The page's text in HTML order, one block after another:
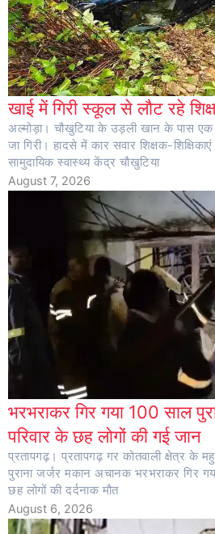
खाई में गिरी स्कूल से लौट रहे
अल्मोड़ा। चौखुटिया के उड़ली खान के पास एक
जा गिरी। हादसे में कार सवार शिक्षक-
सामुदायिक स्वास्थ्य केंद्र चौखुटिया
August 7, 2026
भरभराकर गिर गया 100 साल
परिवार के छह लोगों की गई जान
प्रतापगढ़। प्रतापगढ़ गर कोतवाली क्षेत्र के
पुराना जर्जर मकान अचानक भरभराकर गिर
छह लोगों की दर्दनाक मौत
August 6, 2026